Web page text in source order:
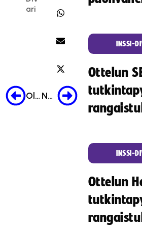
ari
Older Post Newer Post
INSSI-
Ottelun
INSSI-
Ottelun